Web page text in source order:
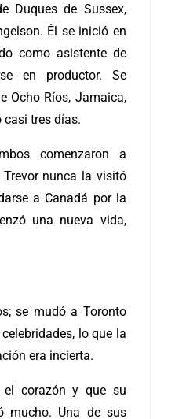
Duques de Sussex,
Él se inició en
como asistente de
en productor. Se
Ocho Ríos, Jamaica,
casi tres días.
comenzaron a
nunca la visitó
a Canadá por la
una nueva vida,
se mudó a Toronto
lo que la
era incierta.
corazón y que su
mucho. Una de sus